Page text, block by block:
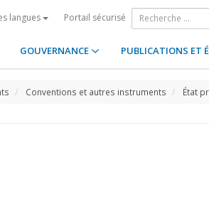
langues Portail sécurisé
GOUVERNANCE PUBLICATIONS ET
Conventions et autres instruments État